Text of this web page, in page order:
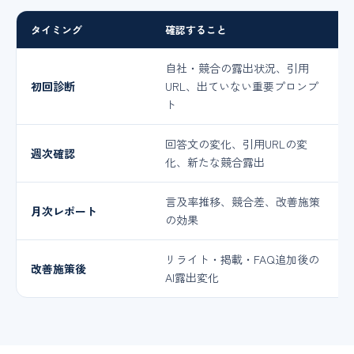
タイミング 確認すること
初回診断
自社・競合の露出状況、引用
URL、出ていない重要プロンプ
ト
週次確認
回答文の変化、引用URLの変
化、新たな競合露出
月次レポート
言及率推移、競合差、改善施策
の効果
改善施策後
リライト・掲載・FAQ追加後の
AI露出変化